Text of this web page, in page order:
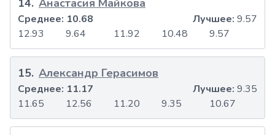
14. Анастасия Майкова
12.93 9.64 11.92 10.48 9.57
Среднее: 10.68 Лучшее: 9.57
15. Александр Герасимов
11.65 12.56 11.20 9.35 10.67
Среднее: 11.17 Лучшее: 9.35